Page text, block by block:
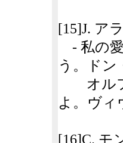
[15]J. ア
- 私の
う。ドン
オルフ
よ。ヴィ
[16]C. モ